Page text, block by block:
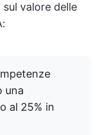
valore delle
una
al 25% in